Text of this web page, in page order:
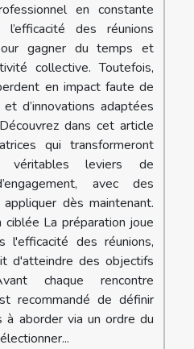
en constante
des réunions
gagner du temps et
collective. Toutefois,
en impact faute de
d’innovations adaptées
dans cet article
qui transformeront
leviers de
avec des
dès maintenant.
ciblée La préparation joue
l'efficacité des réunions,
d'atteindre des objectifs
chaque rencontre
recommandé de définir
à aborder via un ordre du